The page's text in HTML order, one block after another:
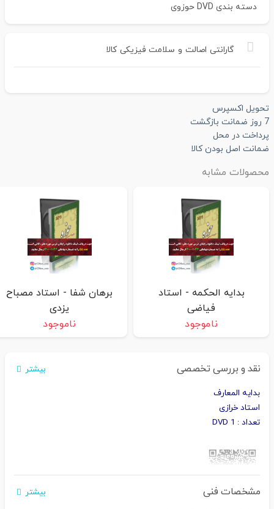
دسته بندی DVD حوزوی
گارانتی اصالت و سلامت فیزیکی کالا
تحویل اکسپرس
7 روز ضمانت بازگشت
پرداخت در محل
ضمانت اصل بودن کالا
محصولات مشابه
بدایه الحکمه - استاد
فیاضی
ناموجود
برهان شفا - استاد مصباح
یزدی
ناموجود
نقد و بررسی تخصصی بیشتر
بدایه المعارف
استاد خرازی
تعداد : 1 DVD
مشخصات فنی بیشتر